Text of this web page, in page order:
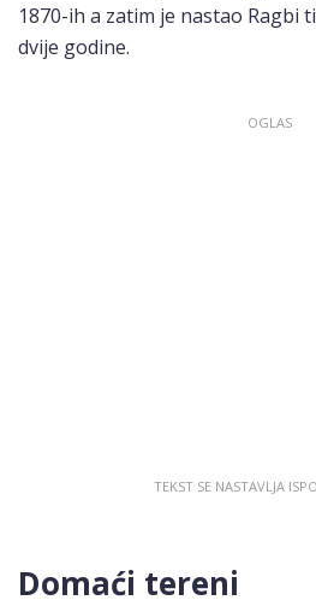
1870-ih a zatim je nastao Ragbi
dvije godine.
Domaći tereni